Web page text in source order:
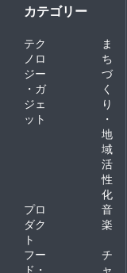
カテゴリー
テク
ノロ
ジー
・ガ
ジェ
ット
ま
ち
づ
く
り
・
地
域
活
性
化
プロ
ダク
ト
音
楽
フー
ド・
チ
ャ